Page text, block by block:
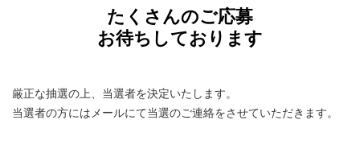
たくさんのご応募
お待ちしております
厳正な抽選の上、当選者を決定いたします。
当選者の方にはメールにて当選のご連絡をさせていただきます。